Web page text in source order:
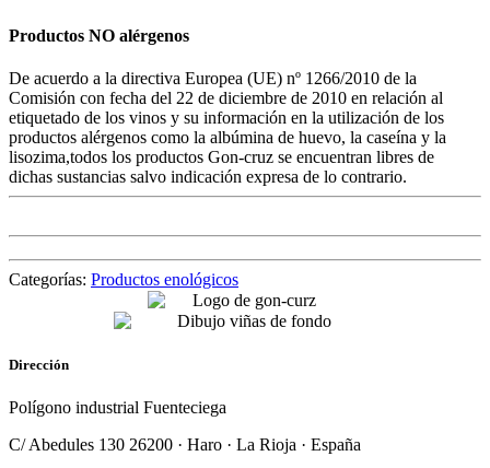
Productos NO alérgenos
De acuerdo a la directiva Europea (UE) nº 1266/2010 de la
Comisión con fecha del 22 de diciembre de 2010 en relación al
etiquetado de los vinos y su información en la utilización de los
productos alérgenos como la albúmina de huevo, la caseína y la
lisozima,todos los productos Gon-cruz se encuentran libres de
dichas sustancias salvo indicación expresa de lo contrario.
Categorías: Productos enológicos
Dirección
Polígono industrial Fuenteciega
C/ Abedules 130 26200 · Haro · La Rioja · España